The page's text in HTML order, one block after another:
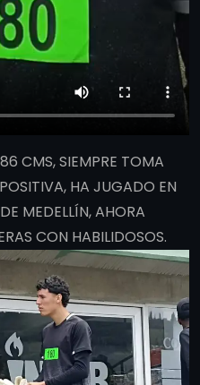
CMS, SIEMPRE TOMA
HA JUGADO EN
MEDELLÍN, AHORA
CON HABILIDOSOS.